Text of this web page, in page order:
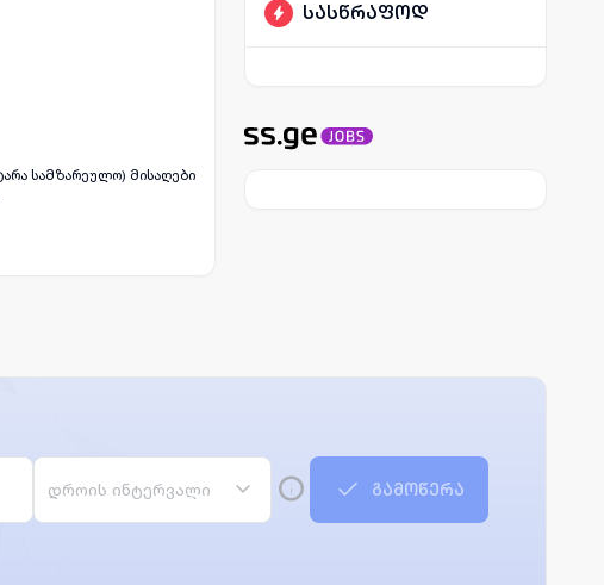
სასწრაფოდ
დროის ინტერვალი გამოწერა